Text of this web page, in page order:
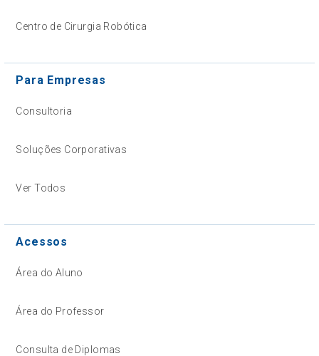
Centro de Cirurgia Robótica
Para Empresas
Consultoria
Soluções Corporativas
Ver Todos
Acessos
Área do Aluno
Área do Professor
Consulta de Diplomas